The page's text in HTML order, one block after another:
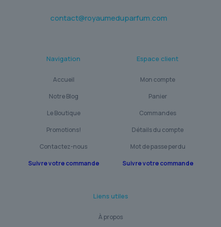
contact@royaumeduparfum.com
Navigation
Accueil
Notre Blog
Le Boutique
Promotions!
Contactez-nous
Suivre votre commande
Espace client
Mon compte
Panier
Commandes
Détails du compte
Mot de passe perdu
Suivre votre commande
Liens utiles
À propos